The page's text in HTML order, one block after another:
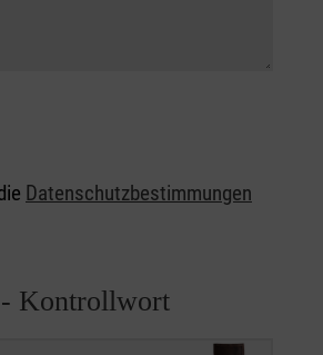
Datenschutzbestimmungen
Kontrollwort